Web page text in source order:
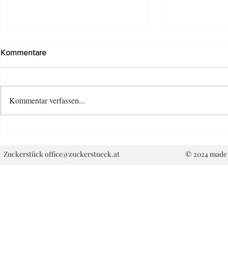
Mini Mango Pavlova
Kommentare
Kommentar verfassen...
Zuckerstückoffice@zuckerstueck.at © 2024